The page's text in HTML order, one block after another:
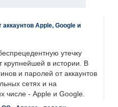
Apple, Google и
утечку
крупнейшей в истории. В
и паролей от аккаунтов
сетях и на
числе - Apple и Google.